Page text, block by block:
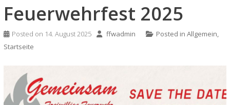
Feuerwehrfest 2025
Posted on 14. August 2025 ffwadmin Posted in Allgemein,
Startseite